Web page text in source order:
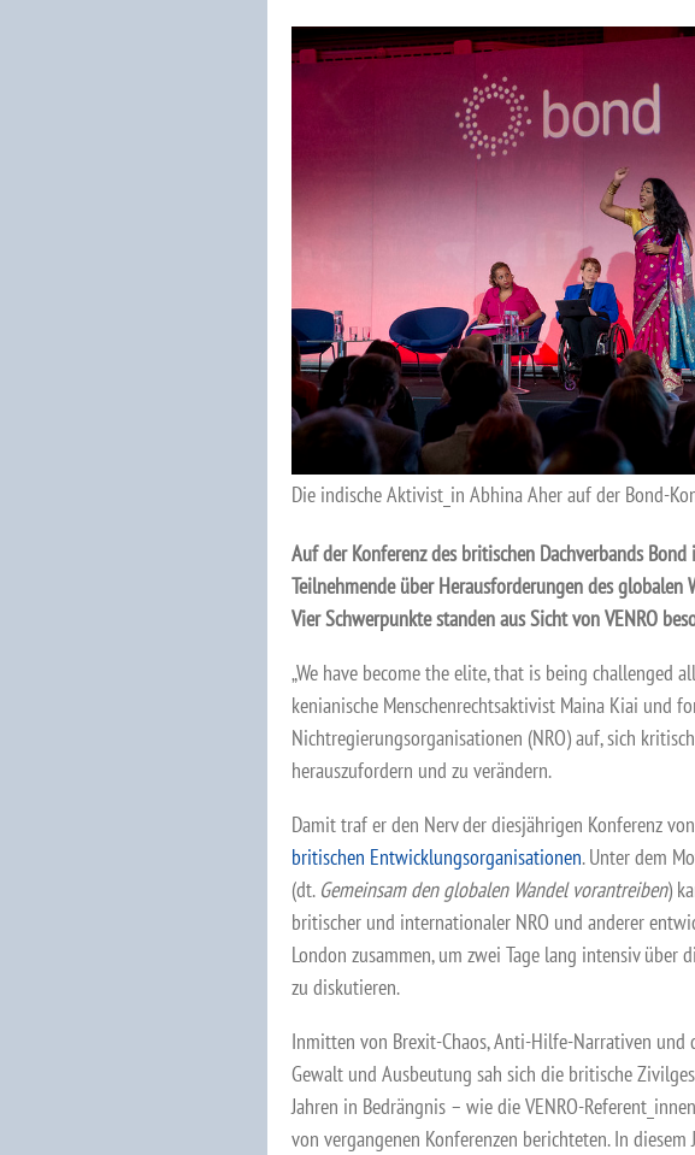
Die indische Aktivist_in Abhina Aher auf der Bond-
Auf der Konferenz des britischen Dachverbands
Teilnehmende über Herausforderungen des globalen
Vier Schwerpunkte standen aus Sicht von VENRO
„We have become the elite, that is being challenged
kenianische Menschenrechtsaktivist Maina Kiai und
Nichtregierungsorganisationen (NRO) auf, sich
herauszufordern und zu verändern.
Damit traf er den Nerv der diesjährigen Konferenz
britischen Entwicklungsorganisationen. Unter dem
(dt. Gemeinsam den globalen Wandel vorantreiben)
britischer und internationaler NRO und anderer
London zusammen, um zwei Tage lang intensiv über
zu diskutieren.
Inmitten von Brexit-Chaos, Anti-Hilfe-Narrativen und
Gewalt und Ausbeutung sah sich die britische
Jahren in Bedrängnis – wie die VENRO-Referent_innen
von vergangenen Konferenzen berichteten. In